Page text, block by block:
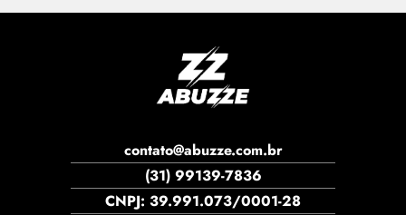
contato@abuzze.com.br
(31) 99139-7836
CNPJ: 39.991.073/0001-28